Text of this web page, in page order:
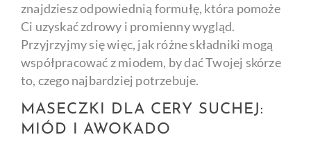
znajdziesz odpowiednią formułę, która pomoże
Ci uzyskać zdrowy i promienny wygląd.
Przyjrzyjmy się więc, jak różne składniki mogą
współpracować z miodem, by dać Twojej skórze
to, czego najbardziej potrzebuje.
MASECZKI DLA CERY SUCHEJ:
MIÓD I AWOKADO